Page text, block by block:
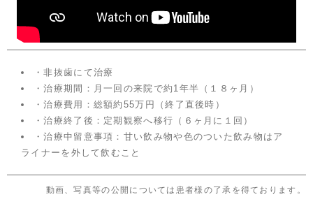
・非抜歯にて治療
・治療期間：月一回の来院で約1年半（１８ヶ月）
・治療費用：総額約55万円（終了直後時）
・治療終了後：定期観察へ移行（６ヶ月に１回）
・治療中留意事項：甘い飲み物や色のついた飲み物はア
ライナーを外して飲むこと
動画、写真等の公開については患者様の了承を得ております。